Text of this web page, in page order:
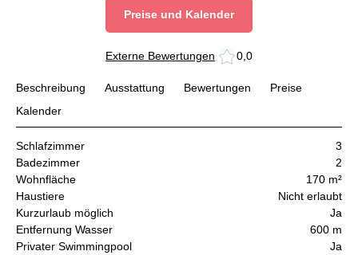
Preise und Kalender
Externe Bewertungen 0,0
Beschreibung Ausstattung Bewertungen
Preise
Kalender
Schlafzimmer
3
Badezimmer
2
Wohnfläche
170 m²
Haustiere
Nicht erlaubt
Kurzurlaub möglich
Ja
Entfernung Wasser
600 m
Privater Swimmingpool
Ja